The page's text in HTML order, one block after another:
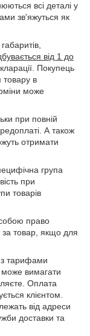
всі деталі у
зв'яжуться як
від 1 до
Покупець
товару в
може
при повній
А також
отримати
група
при
товарів
право
за товар, якщо для
з тарифами
може вимагати
Оплата
клієнтом.
від адреси
доставки та